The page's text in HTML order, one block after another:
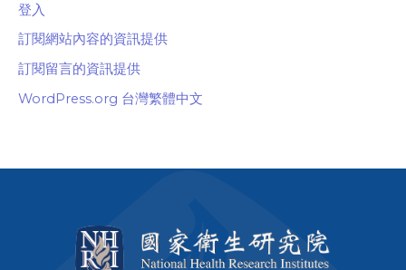
登入
訂閱網站內容的資訊提供
訂閱留言的資訊提供
WordPress.org 台灣繁體中文